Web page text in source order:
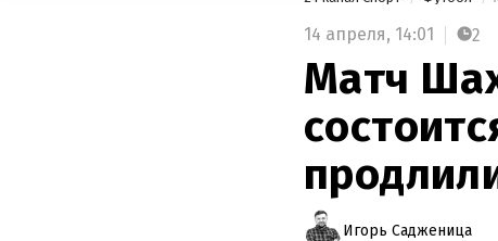
14 апреля, 14:01 2
Матч
Игорь Садженица